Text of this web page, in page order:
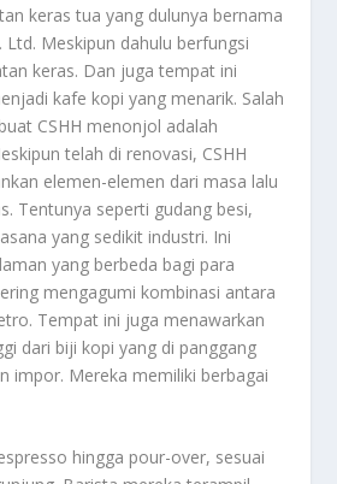
keras tua yang dulunya bernama
Ltd. Meskipun dahulu berfungsi
keras. Dan juga tempat ini
kafe kopi yang menarik. Salah
CSHH menonjol adalah
telah di renovasi, CSHH
elemen-elemen dari masa lalu
Tentunya seperti gudang besi,
yang sedikit industri. Ini
yang berbeda bagi para
mengagumi kombinasi antara
Tempat ini juga menawarkan
dari biji kopi yang di panggang
impor. Mereka memiliki berbagai
hingga pour-over, sesuai